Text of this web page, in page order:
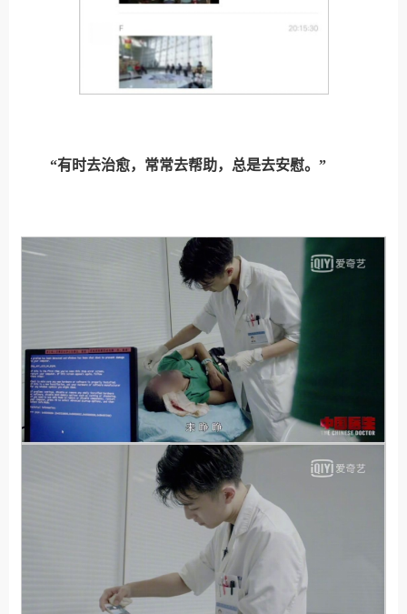
“有时去治愈，常常去帮助，总是去安慰。”